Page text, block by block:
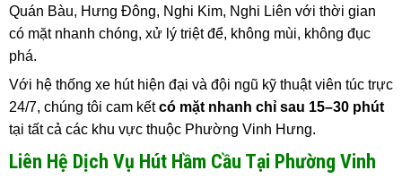
Quán Bàu, Hưng Đông, Nghi Kim, Nghi Liên với thời gian
có mặt nhanh chóng, xử lý triệt để, không mùi, không đục
phá.
Với hệ thống xe hút hiện đại và đội ngũ kỹ thuật viên túc trực
24/7, chúng tôi cam kếtcó mặt nhanh chỉ sau 15–30 phút
tại tất cả các khu vực thuộc Phường Vinh Hưng.
Liên Hệ Dịch Vụ Hút Hầm Cầu Tại Phường Vinh